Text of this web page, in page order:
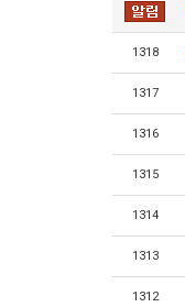
1318
1317
1316
1315
1314
1313
1312